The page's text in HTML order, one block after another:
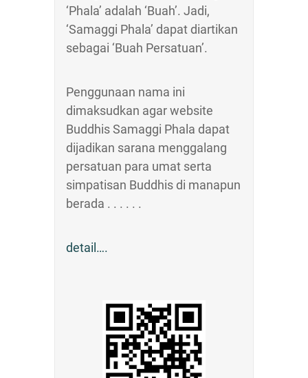
‘Phala’ adalah ‘Buah’. Jadi,
‘Samaggi Phala’ dapat diartikan
sebagai ‘Buah Persatuan’.
Penggunaan nama ini
dimaksudkan agar website
Buddhis Samaggi Phala dapat
dijadikan sarana menggalang
persatuan para umat serta
simpatisan Buddhis di manapun
berada . . . . . .
detail….